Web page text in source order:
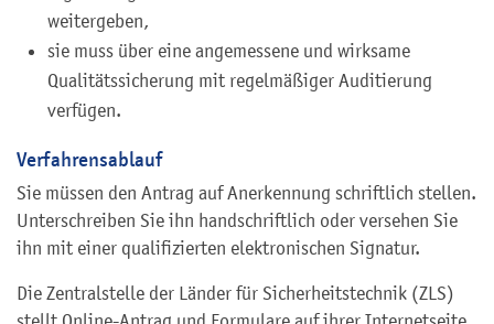
weitergeben,
sie muss über eine angemessene und wirksame
Qualitätssicherung mit regelmäßiger Auditierung
verfügen.
Verfahrensablauf
Sie müssen den Antrag auf Anerkennung schriftlich stellen.
Unterschreiben Sie ihn handschriftlich oder versehen Sie
ihn mit einer qualifizierten elektronischen Signatur.
Die Zentralstelle der Länder für Sicherheitstechnik (ZLS)